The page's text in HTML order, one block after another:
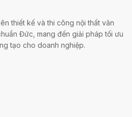
thiết kế và thi công nội thất văn
Đức, mang đến giải pháp tối ưu
tạo cho doanh nghiệp.